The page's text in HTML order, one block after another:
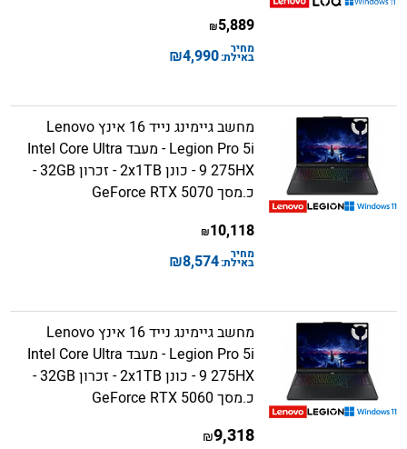
5,889
₪
מחיר
באילת:4,990
₪
מחשב גיימינג נייד 16 אינץ Lenovo
Legion Pro 5i - מעבד Intel Core Ultra
9 275HX - כונן 2x1TB - זכרון 32GB -
כ.מסך GeForce RTX 5070
10,118
₪
מחיר
באילת:8,574
₪
מחשב גיימינג נייד 16 אינץ Lenovo
Legion Pro 5i - מעבד Intel Core Ultra
9 275HX - כונן 2x1TB - זכרון 32GB -
כ.מסך GeForce RTX 5060
9,318
₪